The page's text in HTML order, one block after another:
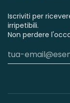
Iscriviti per
irripetibili.
Non perdere